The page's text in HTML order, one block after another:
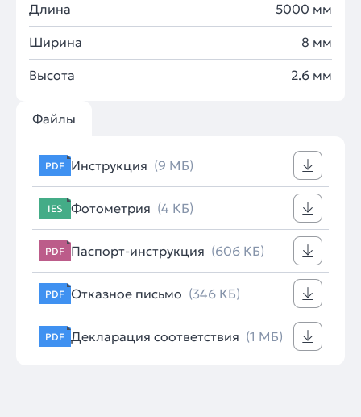
Длина 5000 мм
Ширина 8 мм
Высота 2.6 мм
Файлы
PDF Инструкция (9 МБ)
IES Фотометрия (4 КБ)
PDF Паспорт-инструкция (606 КБ)
PDF Отказное письмо (346 КБ)
PDF Декларация соответствия (1 МБ)